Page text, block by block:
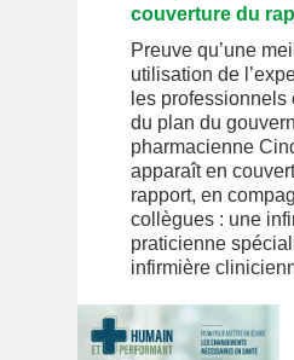
couverture du
Preuve qu’une
utilisation de
les
du plan du
pharmacienne
apparaît en
rapport, en
collègues : une
praticienne
infirmière